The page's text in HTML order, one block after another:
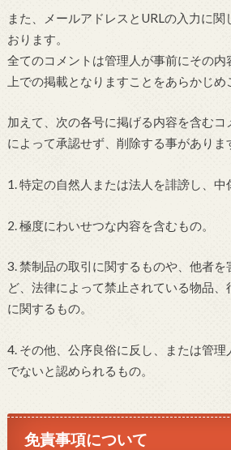
また、メールアドレスとURLの入力に関
おります。
全てのコメントは管理人が事前にその内
上での掲載となりますことをあらかじめ
加えて、次の各号に掲げる内容を含む
によって承認せず、削除する事がありま
1. 特定の自然人または法人を誹謗し、中
2. 極度にわいせつな内容を含むもの。
3. 禁制品の取引に関するものや、他者を
ど、法律によって禁止されている物品
に関するもの。
4. その他、公序良俗に反し、または管理
でないと認められるもの。
免責事項について